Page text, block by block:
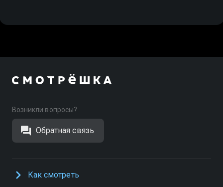
Возникли вопросы?
Обратная связь
Как смотреть